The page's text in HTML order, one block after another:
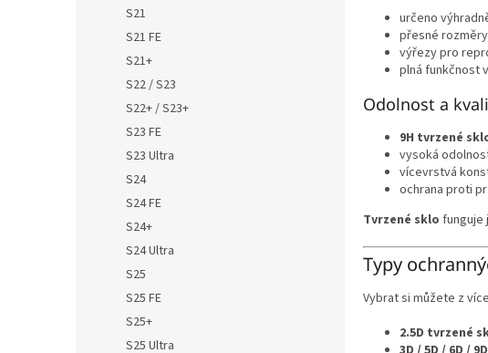
S21
S21 FE
S21+
S22 / S23
S22+ / S23+
S23 FE
S23 Ultra
S24
S24 FE
S24+
S24 Ultra
S25
S25 FE
S25+
S25 Ultra
určeno
přesné
výřezy pro
plná funkčnost
Odolnost a
9H tvrzené
vysoká
vícevrstvá
ochrana proti
Tvrzené sklo funguje
Typy
Vybrat si můžete z
2.5D tvrzené